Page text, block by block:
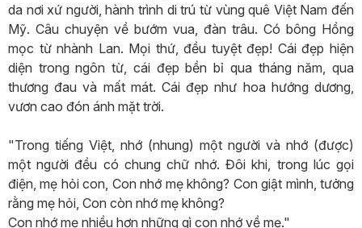
da nơi xứ người, hành trình di trú từ vùng quê Việt Nam đến
Mỹ. Câu chuyện về bướm vua, đàn trâu. Có bông Hồng
mọc từ nhành Lan. Mọi thứ, đều tuyệt đẹp! Cái đẹp hiện
diện trong ngôn từ, cái đẹp bền bỉ qua tháng năm, qua
thương đau và mất mát. Cái đẹp như hoa hướng dương,
vươn cao đón ánh mặt trời.
"Trong tiếng Việt, nhớ (nhung) một người và nhớ (được)
một người đều có chung chữ nhớ. Đôi khi, trong lúc gọi
điện, mẹ hỏi con, Con nhớ mẹ không? Con giật mình, tưởng
rằng mẹ hỏi, Con còn nhớ mẹ không?
Con nhớ mẹ nhiều hơn những gì con nhớ về mẹ."